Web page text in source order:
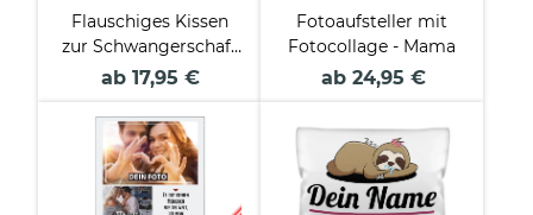
Flauschiges Kissen
zur Schwangerschaft
- Mami Countdown,
ab 17,95 €
Fotoaufsteller mit
Fotocollage - Mama
ab 24,95 €